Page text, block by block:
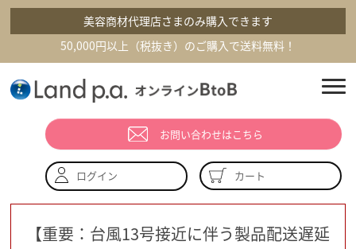
美容商材代理店さまのみ購入できます
50,000円以上（税抜き）のご購入で送料無料！
お問い合わせはこちら
ログイン カート
【重要：台風13号接近に伴う製品配送遅延